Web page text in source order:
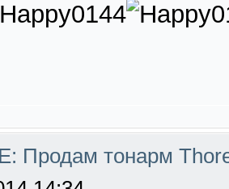
Продам тонарм